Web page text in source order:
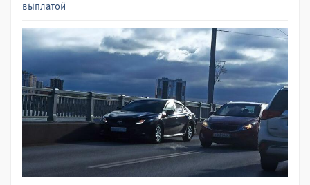
выплатой